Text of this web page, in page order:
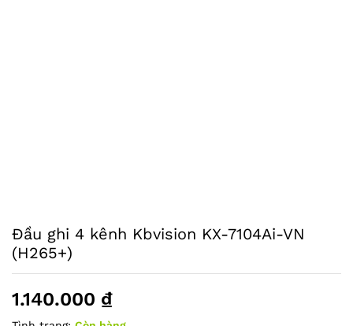
Đầu ghi 4 kênh Kbvision KX-7104Ai-VN
(H265+)
1.140.000 ₫